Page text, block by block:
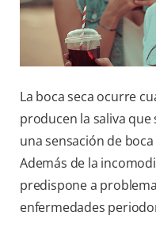
La boca seca ocurre
producen la saliva
una sensación de
Además de la
predispone a
enfermedades